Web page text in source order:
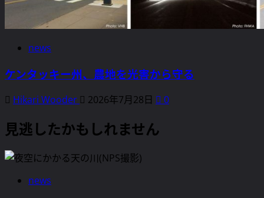
news
ケンタッキー州、農地を光害から守る
Hikari Wooder 2026年7月28日 0
見逃したかもしれません
news